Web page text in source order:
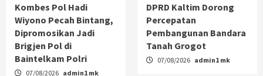
Kombes Pol Hadi
Wiyono Pecah Bintang,
Dipromosikan Jadi
Brigjen Pol di
Baintelkam Polri
07/08/2026 admin1 mk
DPRD Kaltim Dorong
Percepatan
Pembangunan Bandara
Tanah Grogot
07/08/2026 admin1 mk